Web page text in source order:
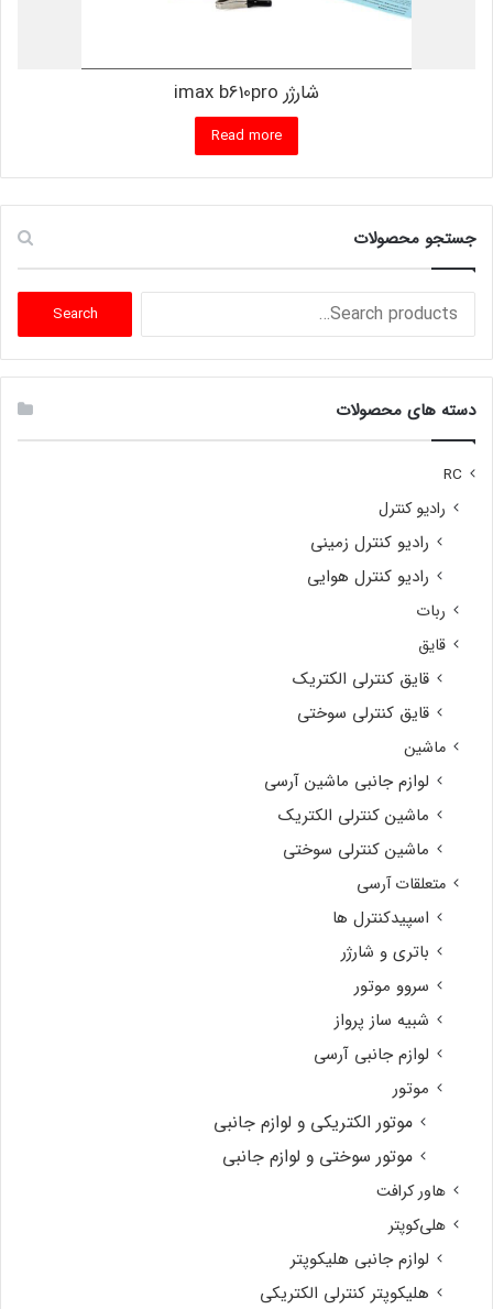
شارژر imax b610pro
Read more
جستجو محصولات
Search
Search
دسته های محصولات
RC
رادیو کنترل
رادیو کنترل زمینی
رادیو کنترل هوایی
ربات
قایق
قایق کنترلی الکتریک
قایق کنترلی سوختی
ماشین
لوازم جانبی ماشین آرسی
ماشین کنترلی الکتریک
ماشین کنترلی سوختی
متعلقات آرسی
اسپیدکنترل ها
باتری و شارژر
سروو موتور
شبیه ساز پرواز
لوازم جانبی آرسی
موتور
موتور الکتریکی و لوازم جانبی
موتور سوختی و لوازم جانبی
هاور کرافت
هلی‌کوپتر
لوازم جانبی هلیکوپتر
هلیکوپتر کنترلی الکتریکی